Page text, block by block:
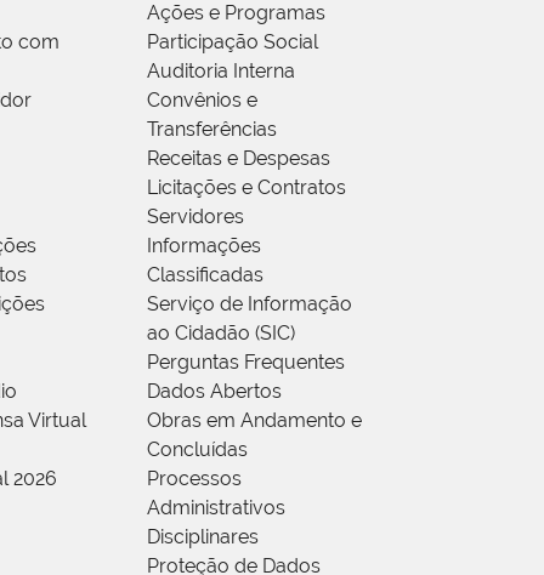
com
Virtual
2026
Ações e Programas
Participação Social
Auditoria Interna
Convênios e
Transferências
Receitas e Despesas
Licitações e Contratos
Servidores
Informações
Classificadas
Serviço de Informação
ao Cidadão (SIC)
Perguntas Frequentes
Dados Abertos
Obras em Andamento e
Concluídas
Processos
Administrativos
Disciplinares
Proteção de Dados